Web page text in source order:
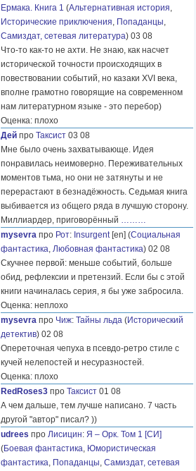
Ермака. Книга 1 (Альтернативная история,
Исторические приключения, Попаданцы,
Самиздат, сетевая литература) 03 08
Что-то как-то не ахти. Не знаю, как насчет
исторической точности происходящих в
повествовании событий, но казаки XVI века,
вполне грамотно говорящие на современном
нам литературном языке - это перебор)
Оценка: плохо
Дей про Таксист 03 08
Мне было очень захватывающе. Идея
понравилась неимоверно. Переживательных
моментов тьма, но они не затянуты и не
перерастают в безнадёжность. Седьмая книга
выбивается из общего ряда в лучшую сторону.
Миллиардер, приговорённый ………
mysevra про Рот: Insurgent[en] (Социальная
фантастика, Любовная фантастика) 02 08
Скучнее первой: меньше событий, больше
обид, рефлексии и претензий. Если бы с этой
книги начиналась серия, я бы уже забросила.
Оценка: неплохо
mysevra про Чиж: Тайны льда (Исторический
детектив) 02 08
Опереточная чепуха в псевдо-ретро стиле с
кучей нелепостей и несуразностей.
Оценка: плохо
RedRoses3 про Таксист 01 08
А чем дальше, тем лучше написано. 7 часть
другой "автор" писал? ))
udrees про Лисицин: Я – Орк. Том 1 [СИ]
(Боевая фантастика, Юмористическая
фантастика, Попаданцы, Самиздат, сетевая